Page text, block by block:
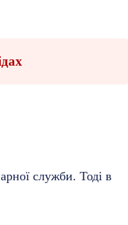
служби. Тоді в